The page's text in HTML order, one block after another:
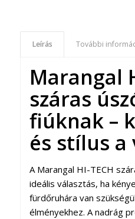
Leírás További
Marangal
száras
fiúknak –
és stílus a
A Marangal HI-TECH
ideális választás, ha
fürdőruhára van
élményekhez. A nadrág